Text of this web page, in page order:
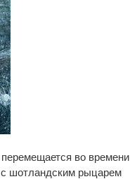
во времени
с шотландским рыцарем